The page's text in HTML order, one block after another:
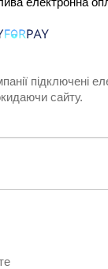
підключені
сайту.